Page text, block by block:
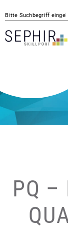
INFORMAZIONI
SERVIZI E
Formatori
Scuola
PQ –